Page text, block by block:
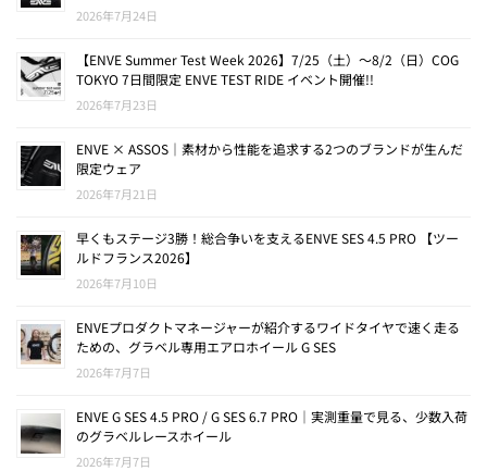
2026年7月24日
【ENVE Summer Test Week 2026】7/25（土）〜8/2（日）COG
TOKYO 7日間限定 ENVE TEST RIDE イベント開催!!
2026年7月23日
ENVE × ASSOS｜素材から性能を追求する2つのブランドが生んだ
限定ウェア
2026年7月21日
早くもステージ3勝！総合争いを支えるENVE SES 4.5 PRO 【ツー
ルドフランス2026】
2026年7月10日
ENVEプロダクトマネージャーが紹介するワイドタイヤで速く走る
ための、グラベル専用エアロホイール G SES
2026年7月7日
ENVE G SES 4.5 PRO / G SES 6.7 PRO｜実測重量で見る、少数入荷
のグラベルレースホイール
2026年7月7日